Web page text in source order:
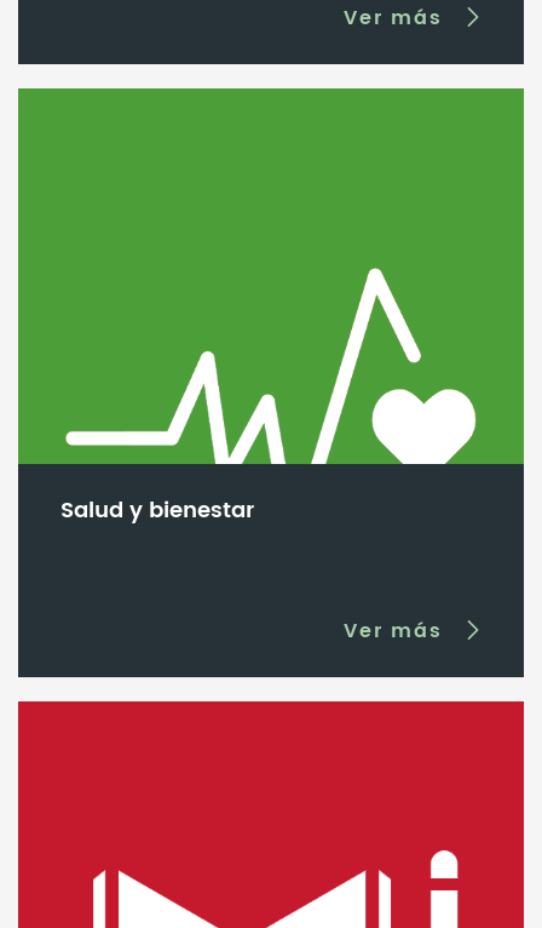
Ver más
Salud y bienestar
Ver más